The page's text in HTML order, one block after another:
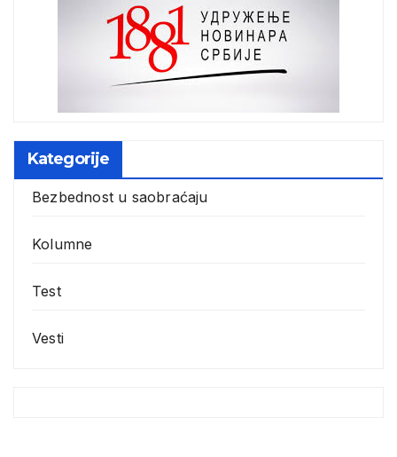
Kategorije
Bezbednost u saobraćaju
Kolumne
Test
Vesti